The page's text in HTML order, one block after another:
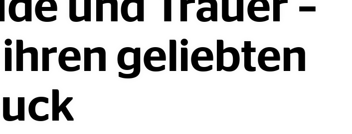
geliebten